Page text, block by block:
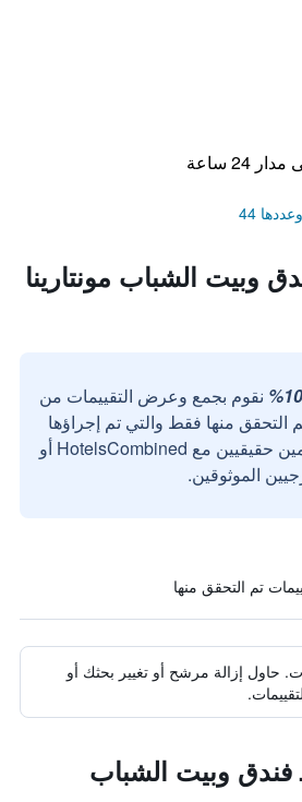
ساعة
44
وبيت الشباب مونتارينا
نقوم بجمع وعرض التقييمات من
التحقق منها فقط والتي تم إجراؤها
بواسطة مستخدمين حقيقيين مع HotelsCombined أو
الموثوقين.
حاول إزالة مرشح أو تغيير بحثك أو
فندق وبيت الشباب